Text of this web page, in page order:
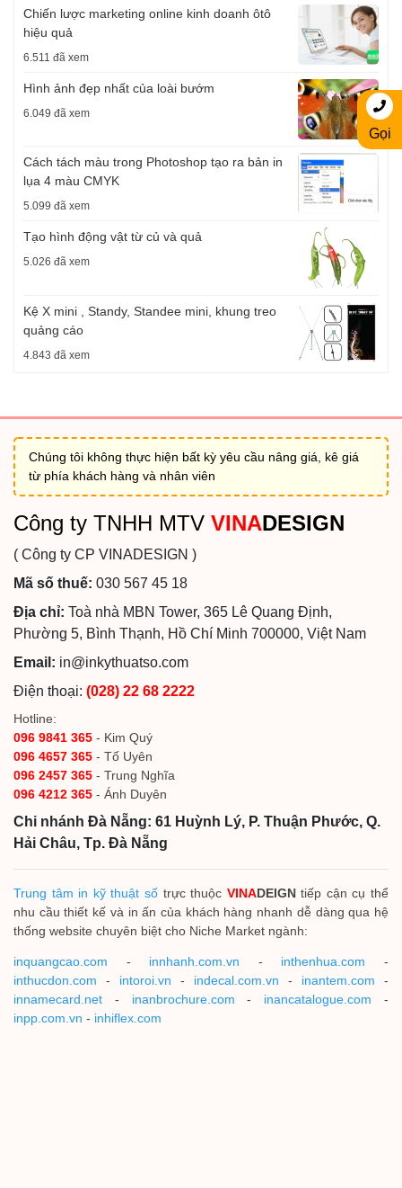
Chiến lược marketing online kinh doanh ôtô
hiệu quả
6.511 đã xem
Hình ảnh đẹp nhất của loài bướm
6.049 đã xem
Cách tách màu trong Photoshop tạo ra bản in
lụa 4 màu CMYK
5.099 đã xem
Tạo hình động vật từ củ và quả
5.026 đã xem
Kệ X mini , Standy, Standee mini, khung treo
quảng cáo
4.843 đã xem
Chúng tôi không thực hiện bất kỳ yêu cầu nâng giá, kê giá
từ phía khách hàng và nhân viên
Công ty TNHH MTV VINADESIGN
( Công ty CP VINADESIGN )
Mã số thuế: 030 567 45 18
Địa chỉ: Toà nhà MBN Tower, 365 Lê Quang Định,
Phường 5, Bình Thạnh, Hồ Chí Minh 700000, Việt Nam
Email: in@inkythuatso.com
Điện thoại: (028) 22 68 2222
Hotline:
096 9841 365 - Kim Quý
096 4657 365 - Tố Uyên
096 2457 365 - Trung Nghĩa
096 4212 365 - Ánh Duyên
Chi nhánh Đà Nẵng: 61 Huỳnh Lý, P. Thuận Phước, Q.
Hải Châu, Tp. Đà Nẵng
Trung tâm in kỹ thuật sốtrực thuộc VINADEIGNtiếp cận cụ thể
nhu cầu thiết kế và in ấn của khách hàng nhanh dễ dàng qua hệ
thống website chuyên biệt cho Niche Market ngành:
inquangcao.com - innhanh.com.vn - inthenhua.com -
inthucdon.com - intoroi.vn - indecal.com.vn - inantem.com -
innamecard.net - inanbrochure.com - inancatalogue.com -
inpp.com.vn - inhiflex.com
Gọi